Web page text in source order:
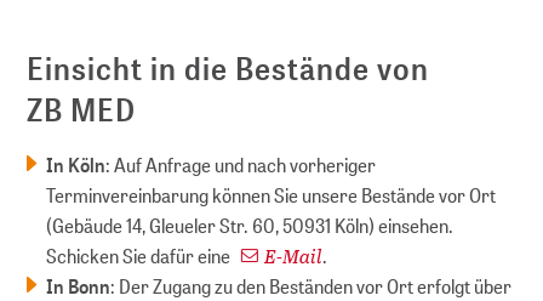
Einsicht in die Bestände von
ZB MED
In Köln: Auf Anfrage und nach vorheriger
Terminvereinbarung können Sie unsere Bestände vor Ort
(Gebäude 14, Gleueler Str. 60, 50931 Köln) einsehen.
Schicken Sie dafür eine
E-Mail.
In Bonn: Der Zugang zu den Beständen vor Ort erfolgt über